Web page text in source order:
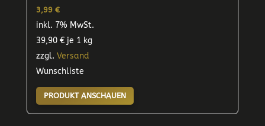
3,99 €
inkl. 7% MwSt.
39,90 €je 1 kg
zzgl. Versand
Wunschliste
PRODUKT ANSCHAUEN